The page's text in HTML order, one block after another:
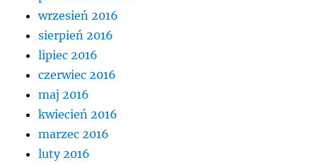
wrzesień 2016
sierpień 2016
lipiec 2016
czerwiec 2016
maj 2016
kwiecień 2016
marzec 2016
luty 2016